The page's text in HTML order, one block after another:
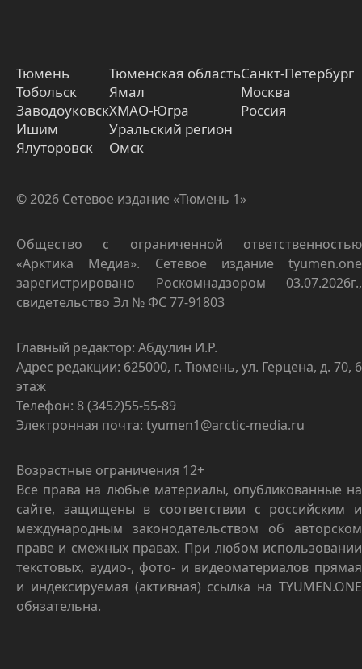
Тюмень
Тобольск
Заводоуковск
Ишим
Ялуторовск
Тюменская область
Ямал
ХМАО-Югра
Уральский регион
Омск
Санкт-Петербург
Москва
Россия
© 2026 Сетевое издание «Тюмень 1»
Общество с ограниченной ответственностью
«Арктика Медиа». Сетевое издание tyumen.one
зарегистрировано Роскомнадзором 03.07.2026г.,
свидетельство Эл № ФС 77-91803
Главный редактор: Абдулин И.Р.
Адрес редакции: 625000, г. Тюмень, ул. Герцена, д. 70, 6
этаж
Телефон: 8 (3452)55-55-89
Электронная почта: tyumen1@arctic-media.ru
Возрастные ограничения 12+
Все права на любые материалы, опубликованные на
сайте, защищены в соответствии с российским и
международным законодательством об авторском
праве и смежных правах. При любом использовании
текстовых, аудио-, фото- и видеоматериалов прямая
и индексируемая (активная) ссылка на TYUMEN.ONE
обязательна.